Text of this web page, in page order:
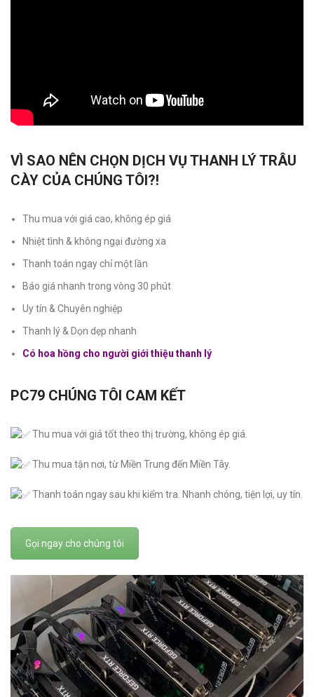
VÌ SAO NÊN CHỌN DỊCH VỤ THANH LÝ TRÂU
CÀY CỦA CHÚNG TÔI?!
Thu mua với giá cao, không ép giá
Nhiệt tình & không ngại đường xa
Thanh toán ngay chỉ một lần
Báo giá nhanh trong vòng 30 phút
Uy tín & Chuyên nghiệp
Thanh lý & Dọn dẹp nhanh
Có hoa hồng cho người giới thiệu thanh lý
PC79 CHÚNG TÔI CAM KẾT
Thu mua với giá tốt theo thị trường, không ép giá.
Thu mua tận nơi, từ Miền Trung đến Miền Tây.
Thanh toán ngay sau khi kiểm tra. Nhanh chóng, tiện lợi, uy tín.
Gọi ngay cho chúng tôi